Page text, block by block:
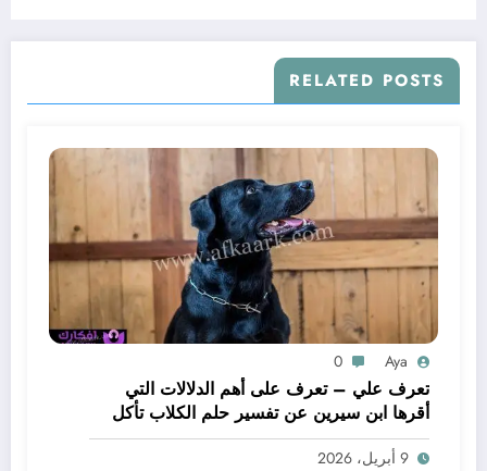
RELATED POSTS
Aya
0
تعرف علي – تعرف على أهم الدلالات التي
أقرها ابن سيرين عن تفسير حلم الكلاب تأكل
لحم – بالتفصيل
9 أبريل، 2026